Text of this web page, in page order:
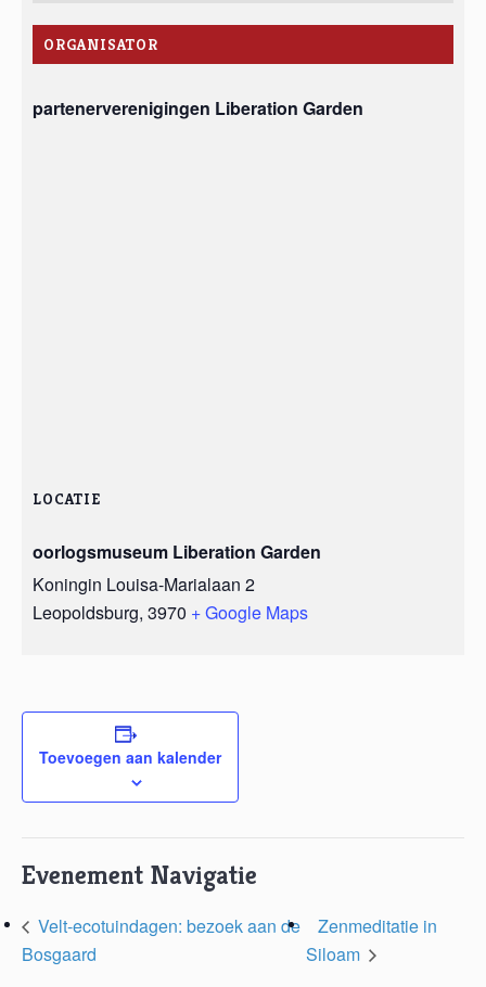
ORGANISATOR
partenerverenigingen Liberation Garden
LOCATIE
oorlogsmuseum Liberation Garden
Koningin Louisa-Marialaan 2
Leopoldsburg, 3970 + Google Maps
Toevoegen aan kalender
Evenement Navigatie
Velt-ecotuindagen: bezoek aan de
Bosgaard
Zenmeditatie in
Siloam